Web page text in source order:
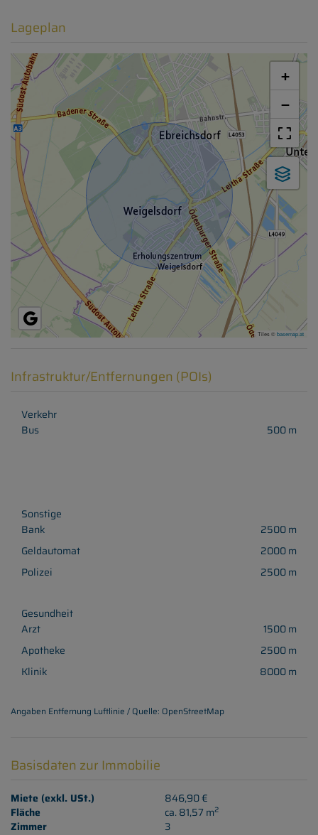
Lageplan
+
−
Tiles ©basemap.at
Infrastruktur/Entfernungen (POIs)
Verkehr
Bus
500 m
Sonstige
Bank
2500 m
Geldautomat
2000 m
Polizei
2500 m
Gesundheit
Arzt
1500 m
Apotheke
2500 m
Klinik
8000 m
Angaben Entfernung Luftlinie / Quelle: OpenStreetMap
Basisdaten zur Immobilie
Miete (exkl. USt.)
846,90 €
Fläche
ca. 81,57 m2
Zimmer 3